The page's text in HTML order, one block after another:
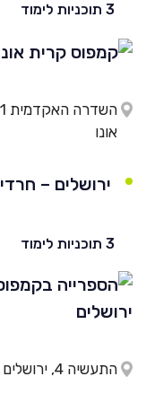
3 תוכניות לימוד
אונו
ירושלים – חרדי
3 תוכניות לימוד
התעשיה 4, ירושלים